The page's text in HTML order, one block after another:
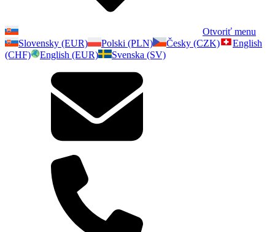
Otvoriť menu
Slovensky (EUR)
Polski (PLN) Česky (CZK)
English
(CHF)
English (EUR) Svenska (SV)